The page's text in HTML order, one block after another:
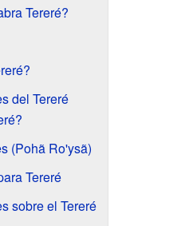
Tereré?
del Tereré
(Pohã Ro'ysã)
Tereré
sobre el Tereré